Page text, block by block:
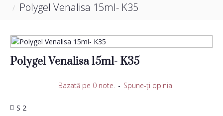
Polygel Venalisa 15ml- K35
Polygel Venalisa 15ml- K35
S 2
Bazată pe 0 note. - Spune-ţi opinia